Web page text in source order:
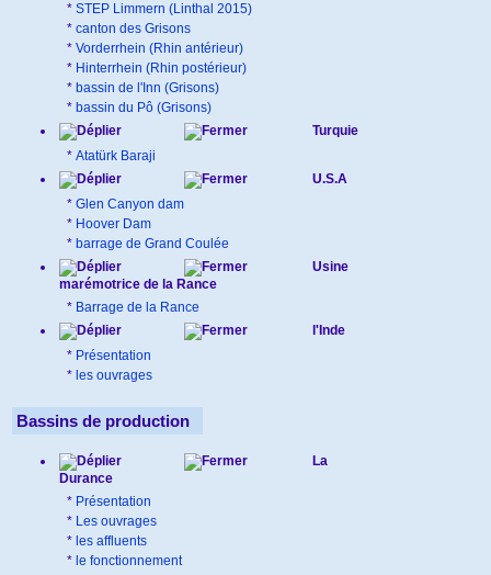
* STEP Limmern (Linthal 2015)
* canton des Grisons
* Vorderrhein (Rhin antérieur)
* Hinterrhein (Rhin postérieur)
* bassin de l'Inn (Grisons)
* bassin du Pô (Grisons)
Turquie
* Atatürk Baraji
U.S.A
* Glen Canyon dam
* Hoover Dam
* barrage de Grand Coulée
Usine
marémotrice de la Rance
* Barrage de la Rance
l'Inde
* Présentation
* les ouvrages
Bassins de production
La
Durance
* Présentation
* Les ouvrages
* les affluents
* le fonctionnement